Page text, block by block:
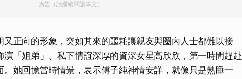
廣告（請繼續閱讀本文）
又正向的形象，突如其來的噩耗讓親友與圈內人士都難以接
演「姐弟」、私下情誼深厚的資深女星高欣欣，第一時間趕赴
。她回憶當時情景，表示傅子純神情安詳，就像只是熟睡一